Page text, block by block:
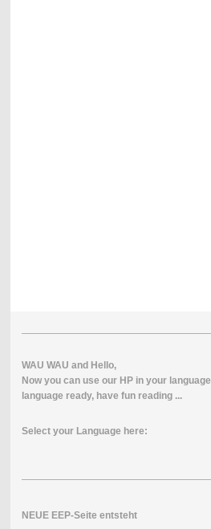
WAU WAU and Hello,
Now you can use our HP in yourl anguage
language ready, have fun reading ...
Select your Language here:
NEUE EEP-Seite entsteht